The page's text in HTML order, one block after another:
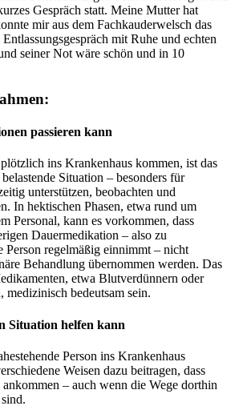
Gespräch statt. Meine Mutter hat
mir aus dem Fachkauderwelsch das
mit Ruhe und echten
seiner Not wäre schön und in 10
passieren kann
ins Krankenhaus kommen, ist das
Situation – besonders für
unterstützen, beobachten und
In hektischen Phasen, etwa rund um
Personal, kann es vorkommen, dass
Dauermedikation – also zu
Person regelmäßig einnimmt – nicht
Behandlung übernommen werden. Das
etwa Blutverdünnern oder
medizinisch bedeutsam sein.
Situation helfen kann
Person ins Krankenhaus
Weisen dazu beitragen, dass
– auch wenn die Wege dorthin